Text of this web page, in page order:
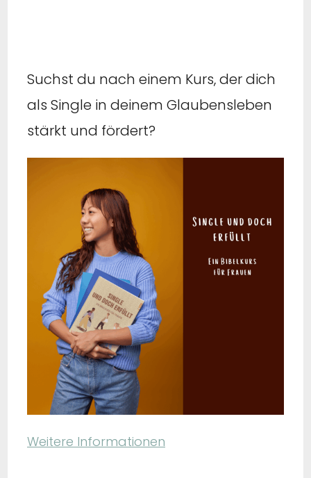
Suchst du nach einem Kurs, der dich
als Single in deinem Glaubensleben
stärkt und fördert?
Weitere Informationen